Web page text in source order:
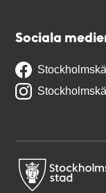
Sociala